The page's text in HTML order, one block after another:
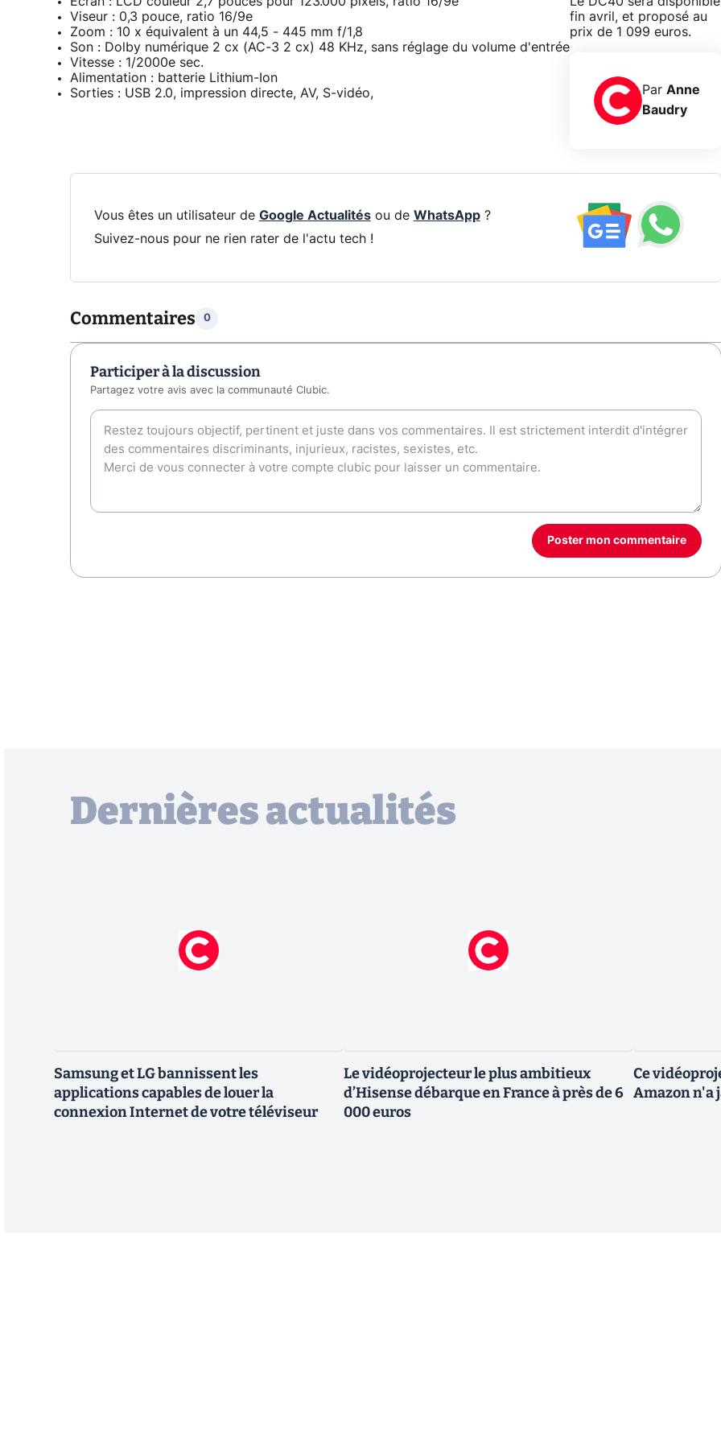
Viseur : 0,3 pouce, ratio 16/9e
Zoom : 10 x équivalent à un 44,5 - 445 mm f/1,8
Son : Dolby numérique 2 cx (AC-3 2 cx) 48 KHz, sans réglage du volume d'entrée
Vitesse : 1/2000e sec.
Alimentation : batterie Lithium-Ion
Sorties : USB 2.0, impression directe, AV, S-vidéo,
fin avril, et proposé au
prix de 1 099 euros.
Par Anne
Baudry
Vous êtes un utilisateur de Google Actualitésou de WhatsApp?
Suivez-nous pour ne rien rater de l'actu tech !
Commentaires 0
Participer à la discussion
Partagez votre avis avec la communauté Clubic.
Poster mon commentaire
Dernières actualités
Samsung et LG bannissent les
applications capables de louer la
connexion Internet de votre téléviseur
Le vidéoprojecteur le plus ambitieux
d’Hisense débarque en France à près de 6
000 euros
Ce
Amazon n'a